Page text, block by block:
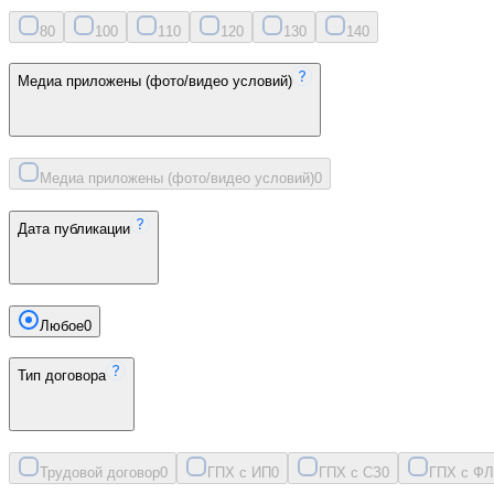
80 100 11 0 120 130 140
Медиа приложены (фото/видео условий)
Медиа приложены (фото/видео условий)0
Дата публикации
Любое0
Тип договора
Трудовой договор0 ГПХ с ИП0 ГПХ с СЗ0 ГПХ с ФЛ